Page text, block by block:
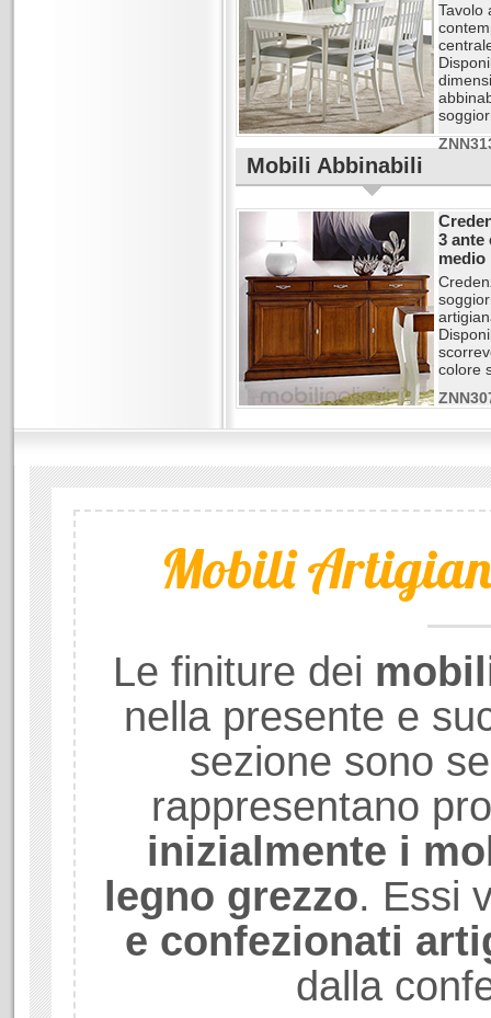
Tavolo
Mobili Abbinabili
3 ante
medio
colore
Mobili
Le finiture dei
nella presente e
sezione sono
rappresentano
inizialmente i
legno grezzo. Essi
e confezionati
dalla